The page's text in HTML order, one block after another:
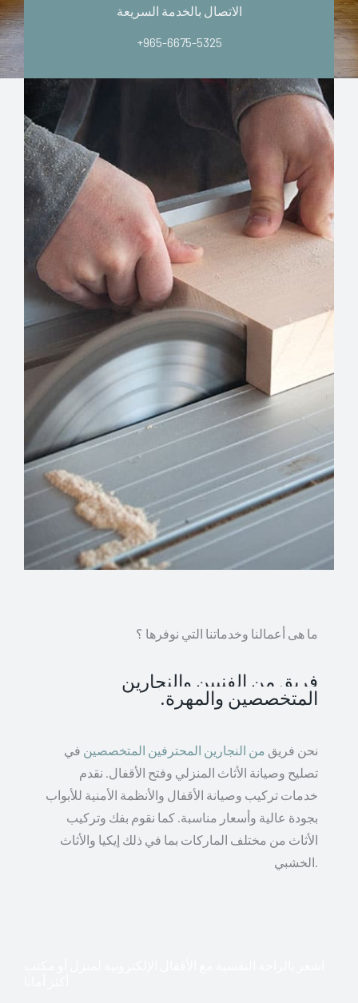
الاتصال بالخدمة السريعة
+965-6675-5325
ما هى أعمالنا وخدماتنا التي نوفرها ؟
فريق من الفنيين والنجارين
المتخصصين والمهرة.
نحن فريق من النجارين المحترفين المتخصصين في
تصليح وصيانة الأثاث المنزلي وفتح الأقفال. نقدم
خدمات تركيب وصيانة الأقفال والأنظمة الأمنية للأبواب
بجودة عالية وأسعار مناسبة. كما نقوم بفك وتركيب
الأثاث من مختلف الماركات بما في ذلك إيكيا والأثاث
الخشبي.